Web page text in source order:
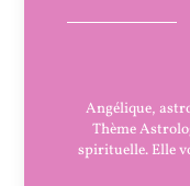
Angélique,
Thème
spirituelle. Elle